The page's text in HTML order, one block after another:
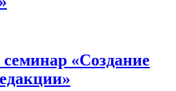
«Создание